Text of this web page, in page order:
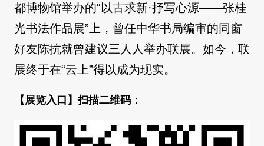
都博物馆举办的“以古求新·抒写心源——张桂
光书法作品展”上，曾任中华书局编审的同窗
好友陈抗就曾建议三人人举办联展。如今，联
展终于在“云上”得以成为现实。
【展览入口】扫描二维码：